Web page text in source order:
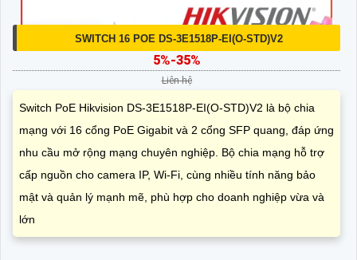
SWITCH 16 POE DS-3E1518P-EI(O-STD)V2
5%-35%
Liên hệ
Switch PoE Hikvision DS-3E1518P-EI(O-STD)V2 là bộ chia
mạng với 16 cổng PoE Gigabit và 2 cổng SFP quang, đáp ứng
nhu cầu mở rộng mạng chuyên nghiệp. Bộ chia mạng hỗ trợ
cấp nguồn cho camera IP, Wi-Fi, cùng nhiều tính năng bảo
mật và quản lý mạnh mẽ, phù hợp cho doanh nghiệp vừa và
lớn